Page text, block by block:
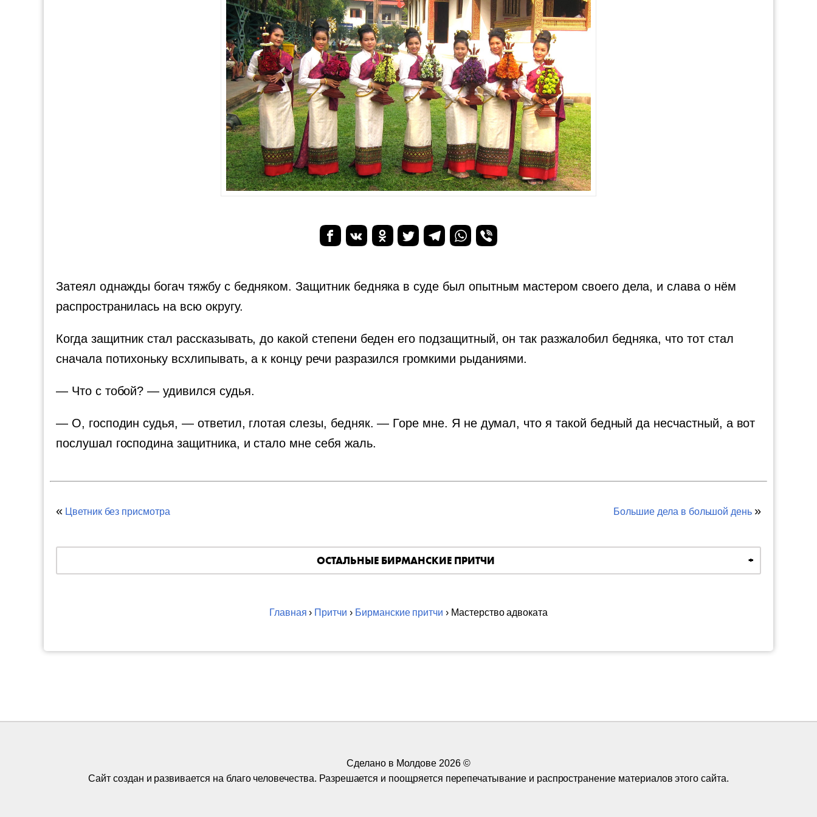
Затеял однажды богач тяжбу с бедняком. Защитник бедняка в суде был опытным мастером своего дела, и слава о нём
распространилась на всю округу.
Когда защитник стал рассказывать, до какой степени беден его подзащитный, он так разжалобил бедняка, что тот стал
сначала потихоньку всхлипывать, а к концу речи разразился громкими рыданиями.
— Что с тобой? — удивился судья.
— О, господин судья, — ответил, глотая слезы, бедняк. — Горе мне. Я не думал, что я такой бедный да несчастный, а вот
послушал господина защитника, и стало мне себя жаль.
« Цветник без присмотра Большие дела в большой день »
ОСТАЛЬНЫЕ БИРМАНСКИЕ ПРИТЧИ
Главная › Притчи › Бирманские притчи › Мастерство адвоката
Сделано в Молдове 2026 ©
Сайт создан и развивается на благо человечества. Разрешается и поощряется перепечатывание и распространение материалов этого сайта.